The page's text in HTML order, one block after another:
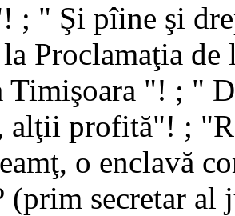
; " Şi pîine şi
Proclamaţia
Timişoara "! ; "
alţii profită"! ;
o enclavă
(prim secretar